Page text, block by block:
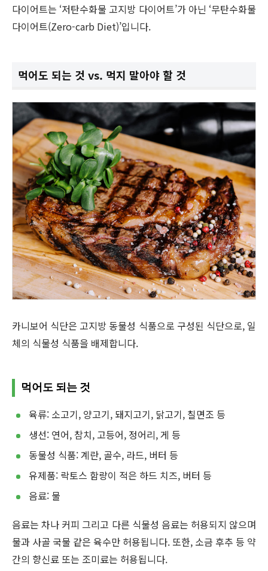
다이어트는 ‘저탄수화물 고지방 다이어트’가 아닌 ‘무탄수화물
다이어트(Zero-carb Diet)’입니다.
먹어도 되는 것 vs. 먹지 말아야 할 것
카니보어 식단은 고지방 동물성 식품으로 구성된 식단으로, 일
체의 식물성 식품을 배제합니다.
먹어도 되는 것
육류: 소고기, 양고기, 돼지고기, 닭고기, 칠면조 등
생선: 연어, 참치, 고등어, 정어리, 게 등
동물성 식품: 계란, 골수, 라드, 버터 등
유제품: 락토스 함량이 적은 하드 치즈, 버터 등
음료: 물
음료는 차나 커피 그리고 다른 식물성 음료는 허용되지 않으며
물과 사골 국물 같은 육수만 허용됩니다. 또한, 소금 후추 등 약
간의 향신료 또는 조미료는 허용됩니다.